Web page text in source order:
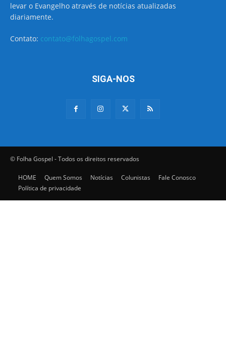
levar o Evangelho através de notícias atualizadas
diariamente.
Contato: contato@folhagospel.com
SIGA-NOS
© Folha Gospel - Todos os direitos reservados
HOME Quem Somos Notícias Colunistas
Fale Conosco
Política de privacidade